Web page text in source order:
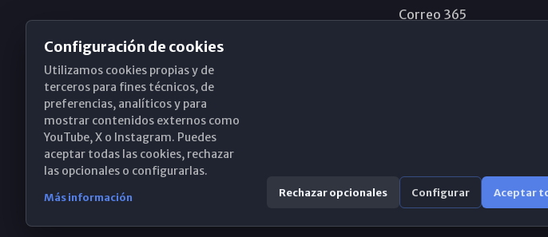
(+34) 952 224 386
obispado@diocesismalaga.es
Correo 365
Configuración de cookies
Utilizamos cookies propias y de
terceros para fines técnicos, de
preferencias, analíticos y para
mostrar contenidos externos como
YouTube, X o Instagram. Puedes
aceptar todas las cookies, rechazar
las opcionales o configurarlas.
Más información Rechazar opcionales Configurar Aceptar